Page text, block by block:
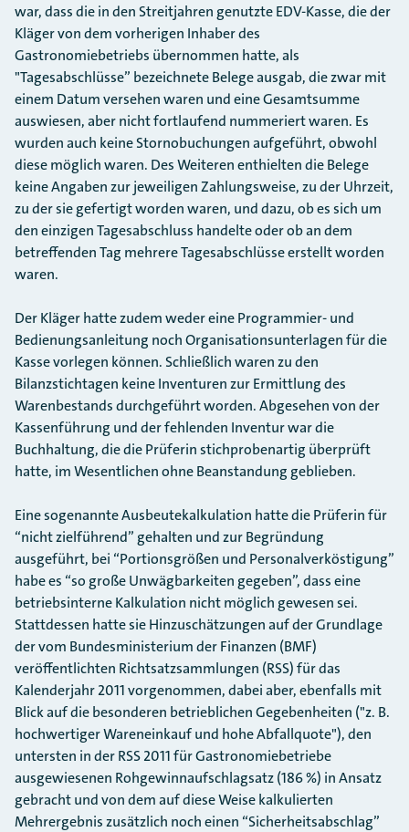
war, dass die in den Streitjahren genutzte EDV-Kasse, die der
Kläger von dem vorherigen Inhaber des
Gastronomiebetriebs übernommen hatte, als
"Tagesabschlüsse” bezeichnete Belege ausgab, die zwar mit
einem Datum versehen waren und eine Gesamtsumme
auswiesen, aber nicht fortlaufend nummeriert waren. Es
wurden auch keine Stornobuchungen aufgeführt, obwohl
diese möglich waren. Des Weiteren enthielten die Belege
keine Angaben zur jeweiligen Zahlungsweise, zu der Uhrzeit,
zu der sie gefertigt worden waren, und dazu, ob es sich um
den einzigen Tagesabschluss handelte oder ob an dem
betreffenden Tag mehrere Tagesabschlüsse erstellt worden
waren.
Der Kläger hatte zudem weder eine Programmier- und
Bedienungsanleitung noch Organisationsunterlagen für die
Kasse vorlegen können. Schließlich waren zu den
Bilanzstichtagen keine Inventuren zur Ermittlung des
Warenbestands durchgeführt worden. Abgesehen von der
Kassenführung und der fehlenden Inventur war die
Buchhaltung, die die Prüferin stichprobenartig überprüft
hatte, im Wesentlichen ohne Beanstandung geblieben.
Eine sogenannte Ausbeutekalkulation hatte die Prüferin für
“nicht zielführend” gehalten und zur Begründung
ausgeführt, bei “Portionsgrößen und Personalverköstigung”
habe es “so große Unwägbarkeiten gegeben”, dass eine
betriebsinterne Kalkulation nicht möglich gewesen sei.
Stattdessen hatte sie Hinzuschätzungen auf der Grundlage
der vom Bundesministerium der Finanzen (BMF)
veröffentlichten Richtsatzsammlungen (RSS) für das
Kalenderjahr 2011 vorgenommen, dabei aber, ebenfalls mit
Blick auf die besonderen betrieblichen Gegebenheiten ("z. B.
hochwertiger Wareneinkauf und hohe Abfallquote"), den
untersten in der RSS 2011 für Gastronomiebetriebe
ausgewiesenen Rohgewinnaufschlagsatz (186 %) in Ansatz
gebracht und von dem auf diese Weise kalkulierten
Mehrergebnis zusätzlich noch einen “Sicherheitsabschlag”